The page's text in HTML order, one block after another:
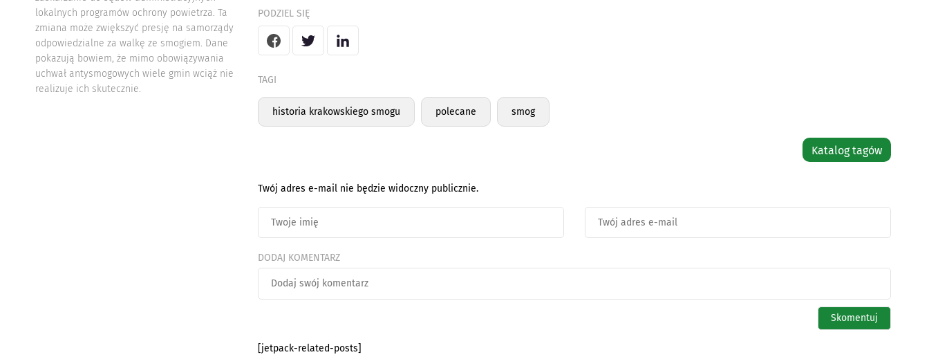
lokalnych programów ochrony powietrza. Ta
zmiana może zwiększyć presję na samorządy
odpowiedzialne za walkę ze smogiem. Dane
pokazują bowiem, że mimo obowiązywania
uchwał antysmogowych wiele gmin wciąż nie
realizuje ich skutecznie.
PODZIEL SIĘ
TAGI
historia krakowskiego smogu polecane smog
Katalog tagów
Twój adres e-mail nie będzie widoczny publicznie.
DODAJ KOMENTARZ
[jetpack-related-posts]